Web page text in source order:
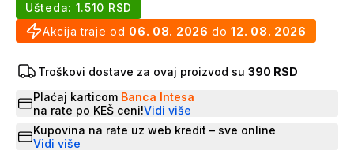
Akcija traje od 06. 08. 2026 do 12. 08. 2026
Ušteda: 1.510 RSD
Troškovi dostave za ovaj proizvod su 390 RSD
Plaćaj karticom Banca Intesa
na rate po KEŠ ceni!Vidi više
Kupovina na rate uz web kredit – sve online
Vidi više